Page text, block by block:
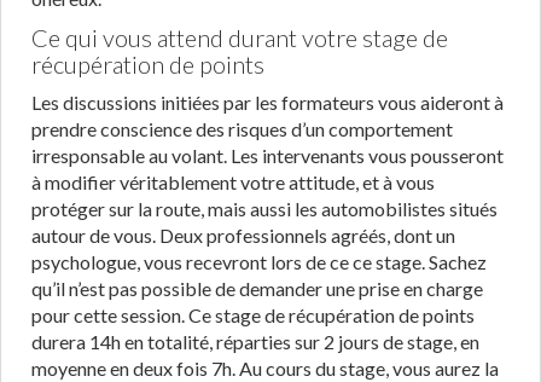
Ce qui vous attend durant votre stage de
récupération de points
Les discussions initiées par les formateurs vous aideront à
prendre conscience des risques d’un comportement
irresponsable au volant. Les intervenants vous pousseront
à modifier véritablement votre attitude, et à vous
protéger sur la route, mais aussi les automobilistes situés
autour de vous. Deux professionnels agréés, dont un
psychologue, vous recevront lors de ce ce stage. Sachez
qu’il n’est pas possible de demander une prise en charge
pour cette session. Ce stage de récupération de points
durera 14h en totalité, réparties sur 2 jours de stage, en
moyenne en deux fois 7h. Au cours du stage, vous aurez la